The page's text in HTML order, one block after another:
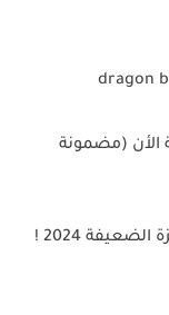
(مضمونة
تحميل فورت نايت على الاندرويد للاجهزة الضعيفة 2024 !